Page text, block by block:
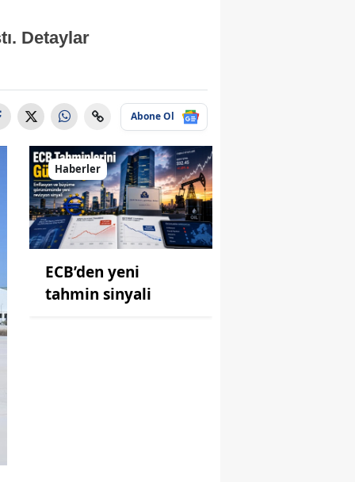
Detaylar
Abone Ol
Haberler
ECB’den yeni
tahmin sinyali